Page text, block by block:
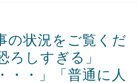
に経験値であ
」の状況をご覧くだ
しすぎる」
・・」「普通に人